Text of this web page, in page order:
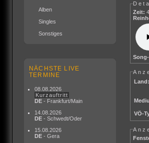
Alben
Singles
Sonstiges
NÄCHSTE LIVE
TERMINE
08.08.2026
Kurzauftritt
DE - Frankfurt/Main
14.08.2026
DE - Schwedt/Oder
15.08.2026
DE - Gera
Zeit:
Land:
VÖ-